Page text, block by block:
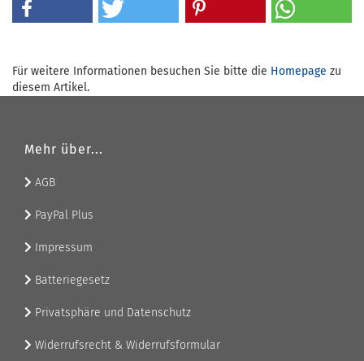
Für weitere Informationen besuchen Sie bitte die Homepage zu
diesem Artikel.
Mehr über...
AGB
PayPal Plus
Impressum
Batteriegesetz
Privatsphäre und Datenschutz
Widerrufsrecht & Widerrufsformular